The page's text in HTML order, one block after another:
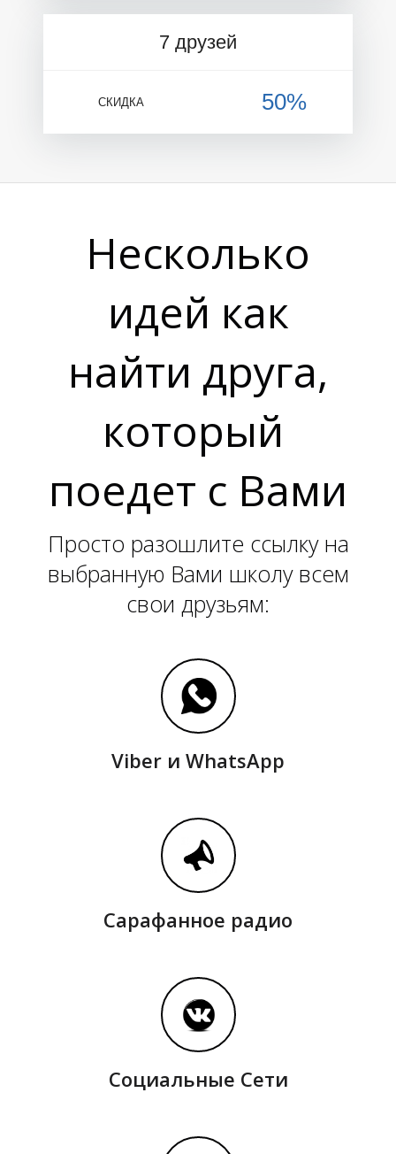
7 друзей
СКИДКА 50%
Несколько
идей как
найти друга,
который
поедет с Вами
Просто разошлите ссылку на
выбранную Вами школу всем
свои друзьям:
Viber и WhatsApp
Сарафанное радио
Социальные Сети